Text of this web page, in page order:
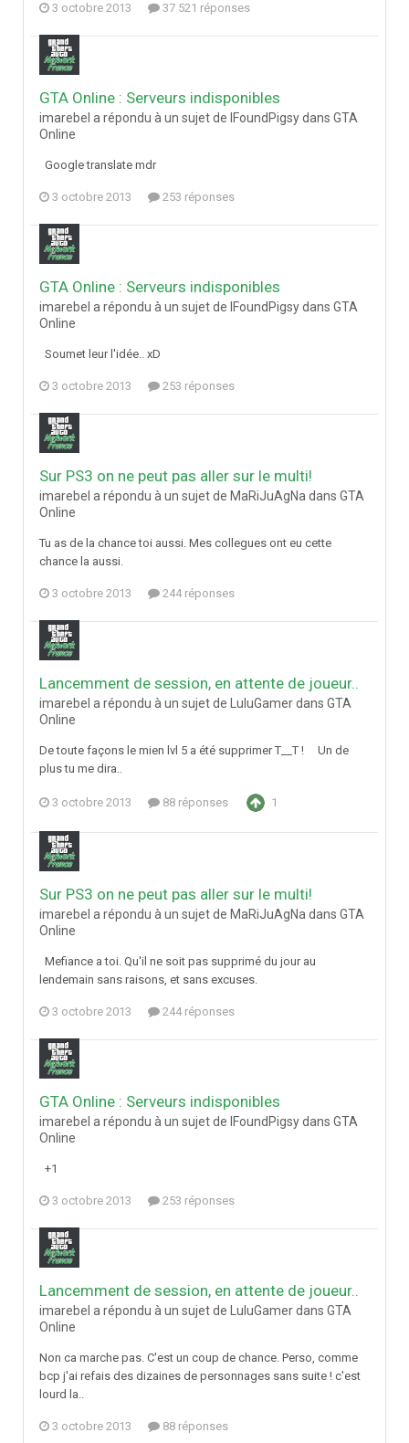
3 octobre 2013 37 521 réponses
GTA Online : Serveurs indisponibles
imarebel a répondu à un sujet de IFoundPigsy dans GTA
Online
Google translate mdr
3 octobre 2013 253 réponses
GTA Online : Serveurs indisponibles
imarebel a répondu à un sujet de IFoundPigsy dans GTA
Online
Soumet leur l'idée.. xD
3 octobre 2013 253 réponses
Sur PS3 on ne peut pas aller sur le multi!
imarebel a répondu à un sujet de MaRiJuAgNa dans GTA
Online
Tu as de la chance toi aussi. Mes collegues ont eu cette
chance la aussi.
3 octobre 2013 244 réponses
Lancemment de session, en attente de joueur..
imarebel a répondu à un sujet de LuluGamer dans GTA
Online
De toute façons le mien lvl 5 a été supprimer T__T ! Un de
plus tu me dira..
3 octobre 2013 88 réponses 1
Sur PS3 on ne peut pas aller sur le multi!
imarebel a répondu à un sujet de MaRiJuAgNa dans GTA
Online
Mefiance a toi. Qu'il ne soit pas supprimé du jour au
lendemain sans raisons, et sans excuses.
3 octobre 2013 244 réponses
GTA Online : Serveurs indisponibles
imarebel a répondu à un sujet de IFoundPigsy dans GTA
Online
+1
3 octobre 2013 253 réponses
Lancemment de session, en attente de joueur..
imarebel a répondu à un sujet de LuluGamer dans GTA
Online
Non ca marche pas. C'est un coup de chance. Perso, comme
bcp j'ai refais des dizaines de personnages sans suite ! c'est
lourd la..
3 octobre 2013 88 réponses